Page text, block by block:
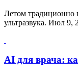
Летом традиционно
ультразвука. Июл 9,
AI для врача: